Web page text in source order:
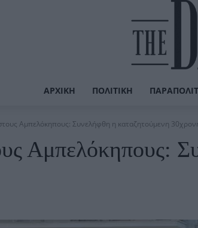
ΑΡΧΙΚΉ ΠΟΛΙΤΙΚΉ
Αμπελόκηπους: Συνελήφθη η καταζητούμενη
Αμπελόκηπους: